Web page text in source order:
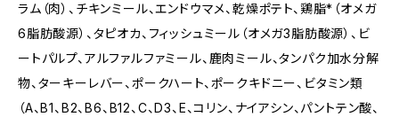
ラム（肉）、チキンミール、エンドウマメ、乾燥ポテト、鶏脂*（オメガ
6脂肪酸源）、タピオカ、フィッシュミール（オメガ3脂肪酸源）、ビ
ートパルプ、アルファルファミール、鹿肉ミール、タンパク加水分解
物、ターキーレバー、ポークハート、ポークキドニー、ビタミン類
（A、B1、B2、B6、B12、C、D3、E、コリン、ナイアシン、パントテン酸、